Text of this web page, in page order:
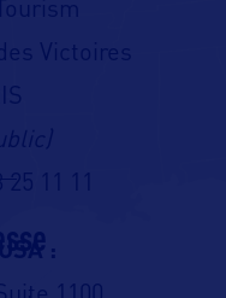
Victoires
: